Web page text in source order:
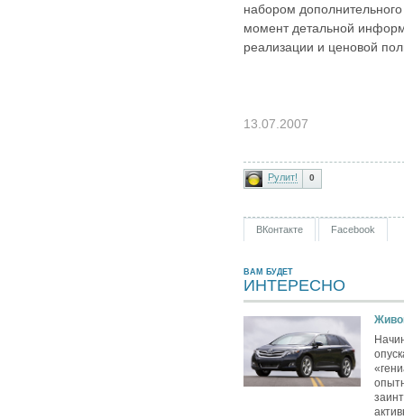
набором
момент детальной
реализации и ценовой
13.07.2007
Рулит! 0
ВКонтакте Facebook
ВАМ БУДЕТ
ИНТЕРЕСНО